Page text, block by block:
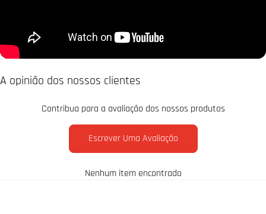
A opinião dos nossos clientes
Contribua para a avaliação dos nossos produtos
Escrever Uma Avaliação
Nenhum item encontrado